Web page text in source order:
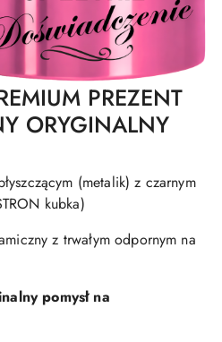
PREZENT
ORYGINALNY
(metalik) z czarnym
kubka)
z trwałym odpornym na
pomysł na